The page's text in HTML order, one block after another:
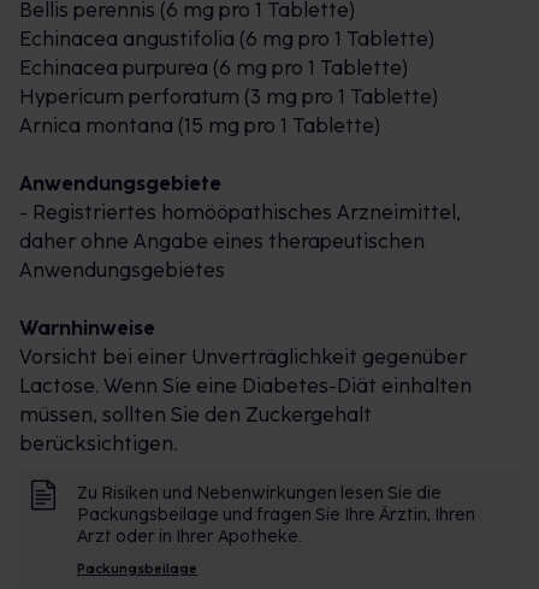
Dosierung und Art der Anwendung
Traumeel® S Creme
Traumeel® S Creme kann drei Mal täglich auf die
betroffenen Stellen aufgetragen werden. Besonders
über die Nacht. Hierzu die Creme dick auf die
betroffene Stelle auftragen und locker mit einem
Baumwoll-Verband umwickeln.
Traumeel® S Tabletten
Tablette im Mund zergehen lassen. Traumeel® S
kann bei Bedarf auch über einen längeren Zeitraum
von bis zu acht Wochen eingenommen werden.
Bei Laktoseintoleranz eignen sich zusätzlich
Traumeel® S Tropfen.
Traumeel® S – Tipps für den Alltag
Auch schon eine Stunde zügiges Spazierengehen in
Bellis perennis (6 mg pro 1 Tablette)
Echinacea angustifolia (6 mg pro 1 Tablette)
Echinacea purpurea (6 mg pro 1 Tablette)
Hypericum perforatum (3 mg pro 1 Tablette)
Arnica montana (15 mg pro 1 Tablette)
Anwendungsgebiete
- Registriertes homööpathisches Arzneimittel,
daher ohne Angabe eines therapeutischen
Anwendungsgebietes
Warnhinweise
Vorsicht bei einer Unverträglichkeit gegenüber
Lactose. Wenn Sie eine Diabetes-Diät einhalten
müssen, sollten Sie den Zuckergehalt
berücksichtigen.
Zu Risiken und Nebenwirkungen lesen Sie die
Packungsbeilage und fragen Sie Ihre Ärztin, Ihren
Arzt oder in Ihrer Apotheke.
Packungsbeilage